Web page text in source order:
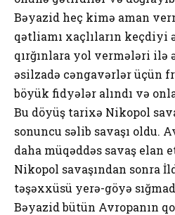
Bəyazid heç kimə aman
qətliamı xaçlıların keçdiyi
qırğınlara yol vermələri ilə
əsilzadə cəngavərlər üçün
böyük fidyələr alındı və
Bu döyüş tarixə Nikopol
sonuncu səlib savaşı oldu.
daha müqəddəs savaş elan
Nikopol savaşından sonra
təşəxxüsü yerə-göyə
Bəyazid bütün Avropanın